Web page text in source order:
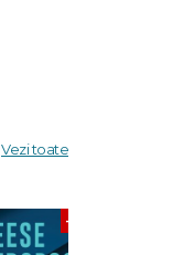
Vezi toate
-40%